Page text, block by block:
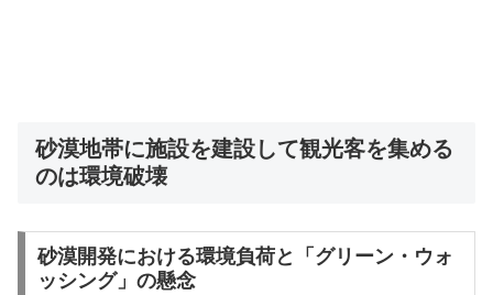
砂漠地帯に施設を建設して観光客を集める
のは環境破壊
砂漠開発における環境負荷と「グリーン・ウォ
ッシング」の懸念